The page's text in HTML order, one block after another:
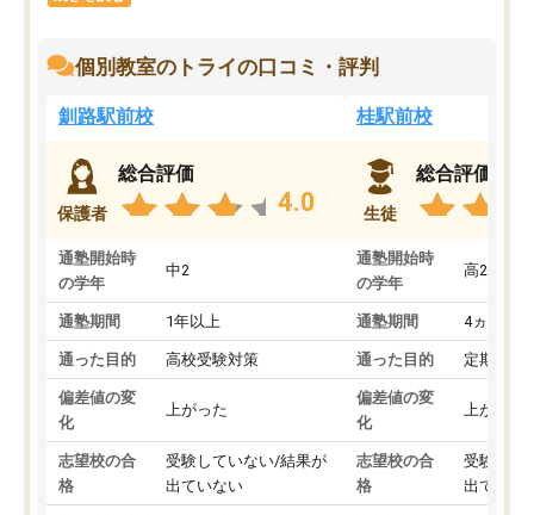
個別教室のトライの口コミ・評判
釧路駅前校
保護者
総合評価
4.0
通塾開始時
の学年
中2
通塾期間 1年以上
通った目的 高校受験対策
偏差値の変
化
上がった
志望校の合
格
受験していない/結果が
出ていない
桂駅前校
生徒
総合評価
通塾開始時
の学年
高2
通塾期間 4ヵ月～1
通った目的 定期テス
偏差値の変
化
上がった
志望校の合
格
受験して
出ていな